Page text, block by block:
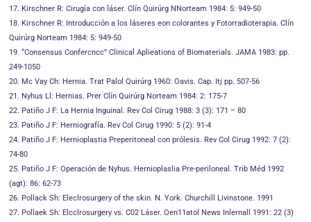
17. Kirschner R: Cirugía con láser. Clín Quirúrg NNorteam 1984: 5: 949-50
18. Kirschner R: Introducción a los láseres eon colorantes y Fotorradioterapia. Clín
Quirúrg Norteam 1984: 5: 949-50
19. “Consensus Confercncc” Clinical Aplieations of Biomaterials. JAMA 1983: pp.
249-1050
20. Mc Vay Ch: Hernia. Trat Palol Quirúrg 1960: Oavis. Cap. Itj pp. 507-56
21. Nyhus Ll: Hernias. Prer Clín Quirúrg Norteam 1984: 2: 175-7
22. Patiño J F: La Hernia Inguinal. Rev Col Cirug 1988: 3 (3): 171 – 80
23. Patiño J F: Herniografía. Rev Col Cirug 1990: 5 (2): 91-4
24. Patiño J F: Hernioplastia Preperitoneal con prólesis. Rev Col Cirug 1992: 7 (2):
74-80
25. Patiño J F: Operación de Nyhus. Hernioplaslia Pre-periloneal. Trib Méd 1992
(agt): 86: 62-73
26. Pollack Sh: Eleclrosurgery of the skin. N. York. Churchill Livinstone. 1991
27. Pollaek Sh: Elcclrosurgery vs. C02 Láser. Oen11atol News Inlernall 1991: 22 (3)